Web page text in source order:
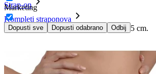
Marketing
Dopusti sve Dopusti odabrano Odbij
Strap-on
Kompleti straponova
Strap on pojas s realističnim dildom 19.5 cm.